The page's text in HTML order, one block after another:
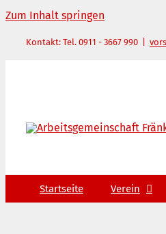
Zum Inhalt springen
Kontakt: Tel. 0911 - 3667 990
Startseite Verein